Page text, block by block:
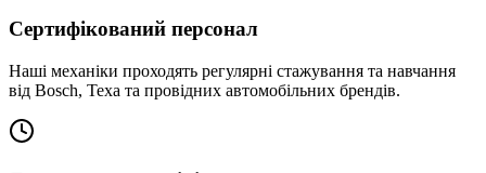
Сертифікований персонал
Наші механіки проходять регулярні стажування та навчання
від Bosch, Texa та провідних автомобільних брендів.